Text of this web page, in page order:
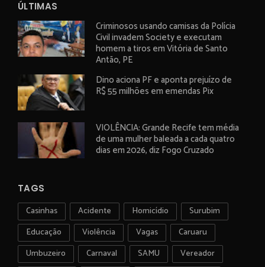
ÚLTIMAS
Criminosos usando camisas da Polícia
Civil invadem Society e executam
homem a tiros em Vitória de Santo
Antão, PE
Dino aciona PF e aponta prejuízo de
R$ 55 milhões em emendas Pix
VIOLÊNCIA: Grande Recife tem média
de uma mulher baleada a cada quatro
dias em 2026, diz Fogo Cruzado
TAGS
Casinhas Acidente Homicídio
Surubim
Educação
Violência Vagas
Caruaru
Umbuzeiro
Carnaval SAMU
Vereador